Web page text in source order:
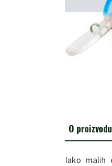
O proizvodu
Iako malih